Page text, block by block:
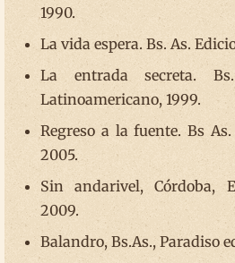
1990.
La vida espera. Bs. As.
La entrada secreta.
Latinoamericano, 1999.
Regreso a la fuente. Bs
2005.
Sin andarivel, Córdoba,
2009.
Balandro, Bs.As., Paradiso